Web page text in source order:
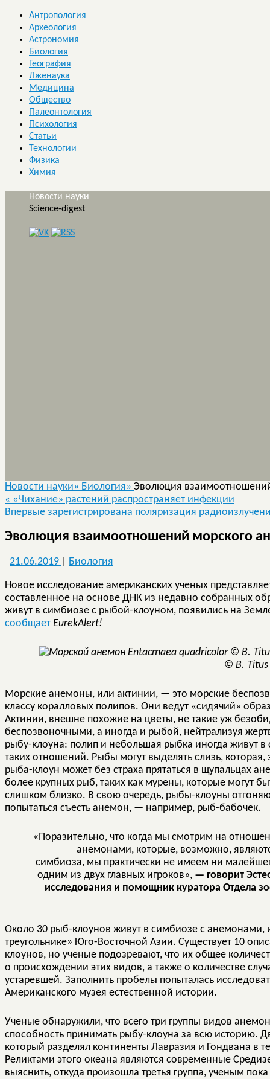
Антропология
Археология
Астрономия
Биология
География
Лженаука
Медицина
Общество
Палеонтология
Психология
Статьи
Технологии
Физика
Химия
Новости науки
Science-digest
Новости науки» Биология» Эволюция
« «Чихание» растений распространяет инфекции
Впервые зарегистрирована поляризация
Эволюция взаимоотношений морского
21.06.2019 Биология
Новое исследование американских ученых
составленное на основе ДНК из недавно собранных
живут в симбиозе с рыбой-клоуном, появились на
сообщает EurekAlert!
© B. Titus
Морские анемоны, или актинии, — это морские
классу коралловых полипов. Они ведут «сидячий»
Актинии, внешне похожие на цветы, не такие уж
беспозвоночными, а иногда и рыбой, нейтрализуя
рыбу-клоуна: полип и небольшая рыбка иногда живут
таких отношений. Рыбы могут выделять слизь,
рыба-клоун может без страха прятаться в щупальцах
более крупных рыб, таких как мурены, которые могут
слишком близко. В свою очередь, рыбы-клоуны
попытаться съесть анемон, — например, рыб-бабочек.
«Поразительно, что когда мы смотрим на
анемонами, которые, возможно,
симбиоза, мы практически не имеем ни
одним из двух главных игроков», — говорит
исследования и помощник куратора Отдела
Около 30 рыб-клоунов живут в симбиозе с анемонами,
треугольнике» Юго-Восточной Азии. Существует 10
клоунов, но ученые подозревают, что их общее
о происхождении этих видов, а также о количестве
устаревшей. Заполнить пробелы попыталась
Американского музея естественной истории.
Ученые обнаружили, что всего три группы видов
способность принимать рыбу-клоуна за всю историю.
который разделял континенты Лавразия и Гондвана в
Реликтами этого океана являются современные
выяснить, откуда произошла третья группа, ученым